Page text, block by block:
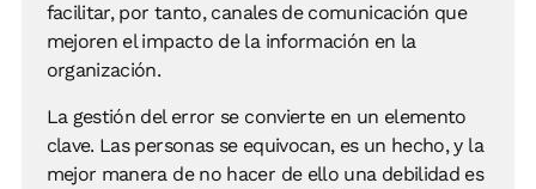
facilitar, por tanto, canales de comunicación que
mejoren el impacto de la información en la
organización.
La gestión del error se convierte en un elemento
clave. Las personas se equivocan, es un hecho, y la
mejor manera de no hacer de ello una debilidad es